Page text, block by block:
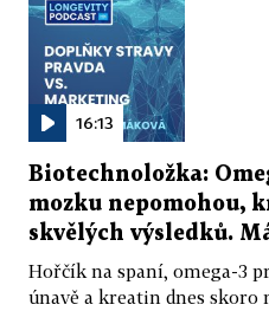
16:13
Biotechnoložka:
mozku nepomohou,
skvělých výsledků.
Hořčík na spaní, omega-3
únavě a kreatin dnes skoro